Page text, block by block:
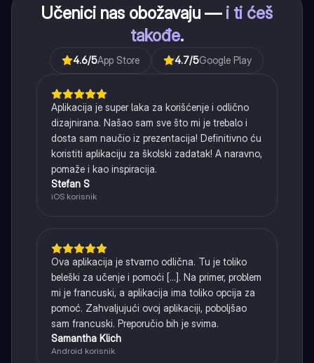
Učenici nas obožavaju — i ti ćeš
takođe.
4.6/5App Store 4.7/5Google Play
Aplikacija je super laka za korišćenje i odlično
dizajnirana. Našao sam sve što mi je trebalo i
dosta sam naučio iz prezentacija! Definitivno ću
koristiti aplikaciju za školski zadatak! A naravno,
pomaže i kao inspiracija.
Stefan S
iOS korisnik
Ova aplikacija je stvarno odlična. Tu je toliko
beleški za učenje i pomoći [...]. Na primer, problem
mi je francuski, a aplikacija ima toliko opcija za
pomoć. Zahvaljujući ovoj aplikaciji, poboljšao
sam francuski. Preporučio bih je svima.
Samantha Klich
Android korisnik